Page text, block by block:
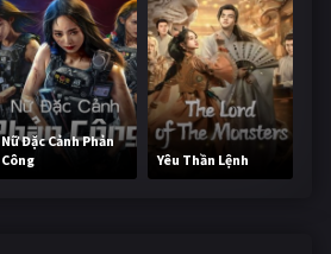
Nữ Đặc Cảnh Phản
Công
Yêu Thần Lệnh